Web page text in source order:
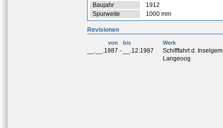
Baujahr
1912
Spurweite
1000 mm
Revisionen
von bis Werk
__.__.1987 - __.12.1987
Schifffahrt d.
Langeoog